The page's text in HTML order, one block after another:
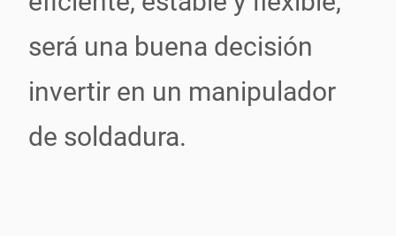
será una buena decisión
invertir en un manipulador
de soldadura.